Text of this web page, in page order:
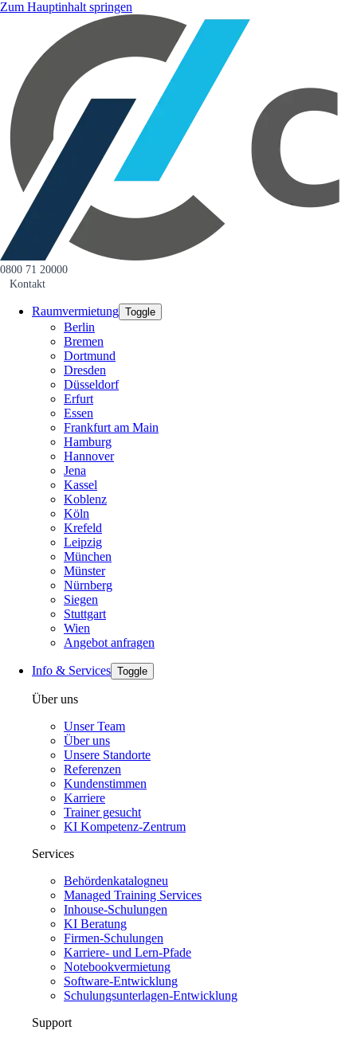
Zum Hauptinhalt springen
0800 71 20000
Kontakt
Raumvermietung Toggle
Berlin
Bremen
Dortmund
Dresden
Düsseldorf
Erfurt
Essen
Frankfurt am Main
Hamburg
Hannover
Jena
Kassel
Koblenz
Köln
Krefeld
Leipzig
München
Münster
Nürnberg
Siegen
Stuttgart
Wien
Angebot anfragen
Info & Services Toggle
Über uns
Unser Team
Über uns
Unsere Standorte
Referenzen
Kundenstimmen
Karriere
Trainer gesucht
KI Kompetenz-Zentrum
Services
Behördenkatalogneu
Managed Training Services
Inhouse-Schulungen
KI Beratung
Firmen-Schulungen
Karriere- und Lern-Pfade
Notebookvermietung
Software-Entwicklung
Schulungsunterlagen-Entwicklung
Support